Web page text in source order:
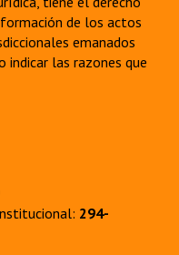
de los actos
emanados
indicar las razones que
294-